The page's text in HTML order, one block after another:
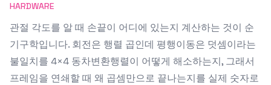
HARDWARE
관절 각도를 알 때 손끝이 어디에 있는지 계산하는 것이 순
기구학입니다. 회전은 행렬 곱인데 평행이동은 덧셈이라는
불일치를 4×4 동차변환행렬이 어떻게 해소하는지, 그래서
프레임을 연쇄할 때 왜 곱셈만으로 끝나는지를 실제 숫자로